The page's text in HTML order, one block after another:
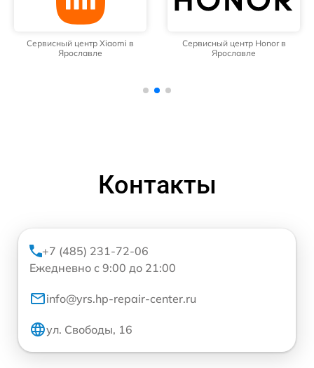
Сервисный центр Xiaomi в
Ярославле
Сервисный центр Honor в
Ярославле
Контакты
+7 (485) 231-72-06
Ежедневно с 9:00 до 21:00
info@yrs.hp-repair-center.ru
ул. Свободы, 16